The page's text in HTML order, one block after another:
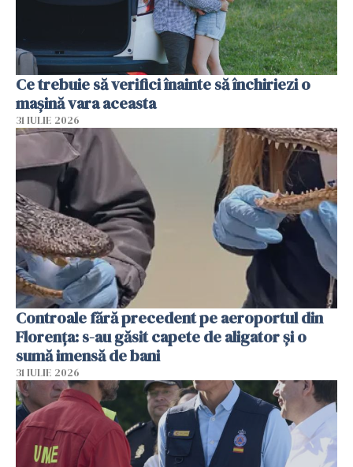
Ce trebuie să verifici înainte să închiriezi o
mașină vara aceasta
31 IULIE 2026
Controale fără precedent pe aeroportul din
Florența: s-au găsit capete de aligator și o
sumă imensă de bani
31 IULIE 2026